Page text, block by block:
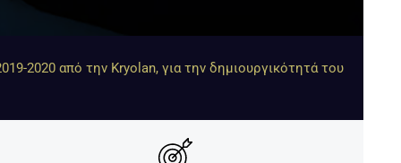
2020 από την Kryolan, για την δημιουργικότητά του